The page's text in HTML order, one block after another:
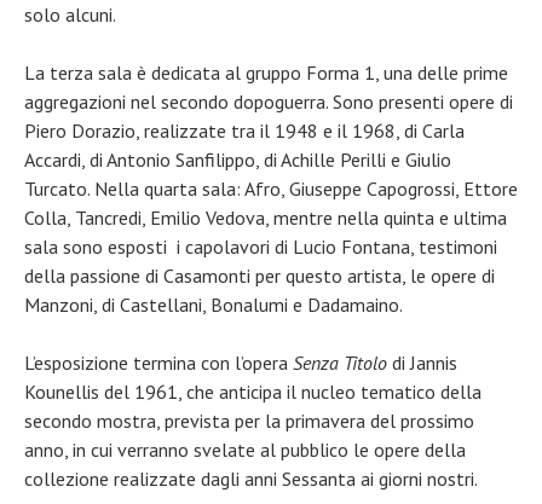
solo alcuni.
La terza sala è dedicata al gruppo Forma 1, una delle prime
aggregazioni nel secondo dopoguerra. Sono presenti opere di
Piero Dorazio, realizzate tra il 1948 e il 1968, di Carla
Accardi, di Antonio Sanfilippo, di Achille Perilli e Giulio
Turcato. Nella quarta sala: Afro, Giuseppe Capogrossi, Ettore
Colla, Tancredi, Emilio Vedova, mentre nella quinta e ultima
sala sono esposti i capolavori di Lucio Fontana, testimoni
della passione di Casamonti per questo artista, le opere di
Manzoni, di Castellani, Bonalumi e Dadamaino.
L’esposizione termina con l’opera Senza Titolo di Jannis
Kounellis del 1961, che anticipa il nucleo tematico della
secondo mostra, prevista per la primavera del prossimo
anno, in cui verranno svelate al pubblico le opere della
collezione realizzate dagli anni Sessanta ai giorni nostri.